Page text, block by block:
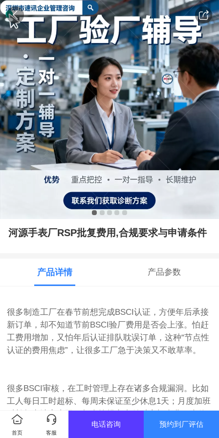
河源手表厂RSP批复费用,合规要求与申请条件
产品详情 产品参数
很多制造工厂在春节前想完成BSCI认证，方便年后承接
新订单，却不知道节前BSCI验厂费用是否会上涨。怕赶
工费用增加，又怕年后认证排队耽误订单，这种“节点性
认证的费用焦虑”，让很多工厂急于决策又不敢草率。
很多BSCI审核，在工时管理上存在诸多合规漏洞。比如
工人每日工时超标、每周未保证至少休息1天；月度加班
时长超出法定上限，却未按规定支付对应加班费；未休
年假未按标准补偿，员工离职时未折算未休年假补偿
首页 客服
电话咨询 预约到厂评估